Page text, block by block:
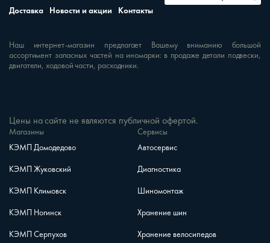
Доставка
Новости и акции Контакты
Магазины
КЭМП Домодедово
КЭМП Жуковский
КЭМП Климовск
КЭМП Ногинск
КЭМП Серпухов
Сервисы
Автосервис
Диагностика
Шиномонтаж
Хранение шин
Хранение велосипедов
Наш интернет-магазин предлагает Вашему вниманию большой
ассортимент запасных частей на иномарки: в продаже детали подвески,
двигатели, ходовой части, расходники.
Цены на сайте не являются публичной офертой.